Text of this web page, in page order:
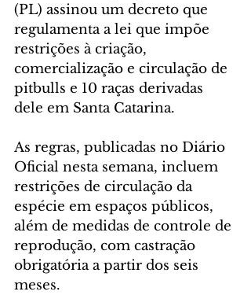
(PL) assinou um decreto que
regulamenta a lei que impõe
restrições à criação,
comercialização e circulação de
pitbulls e 10 raças derivadas
dele em Santa Catarina.
As regras, publicadas no Diário
Oficial nesta semana, incluem
restrições de circulação da
espécie em espaços públicos,
além de medidas de controle de
reprodução, com castração
obrigatória a partir dos seis
meses.